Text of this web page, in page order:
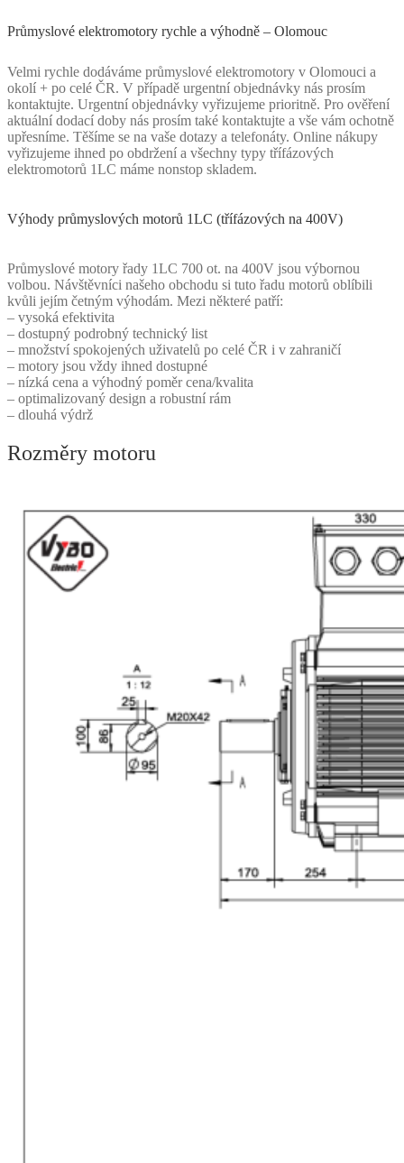
Průmyslové elektromotory rychle a výhodně – Olomouc
Velmi rychle dodáváme průmyslové elektromotory v Olomouci a
okolí + po celé ČR. V případě urgentní objednávky nás prosím
kontaktujte. Urgentní objednávky vyřizujeme prioritně. Pro ověření
aktuální dodací doby nás prosím také kontaktujte a vše vám ochotně
upřesníme. Těšíme se na vaše dotazy a telefonáty. Online nákupy
vyřizujeme ihned po obdržení a všechny typy třífázových
elektromotorů 1LC máme nonstop skladem.
Výhody průmyslových motorů 1LC (třífázových na 400V)
Průmyslové motory řady 1LC 700 ot. na 400V jsou výbornou
volbou. Návštěvníci našeho obchodu si tuto řadu motorů oblíbili
kvůli jejím četným výhodám. Mezi některé patří:
– vysoká efektivita
– dostupný podrobný technický list
– množství spokojených uživatelů po celé ČR i v zahraničí
– motory jsou vždy ihned dostupné
– nízká cena a výhodný poměr cena/kvalita
– optimalizovaný design a robustní rám
– dlouhá výdrž
Rozměry motoru